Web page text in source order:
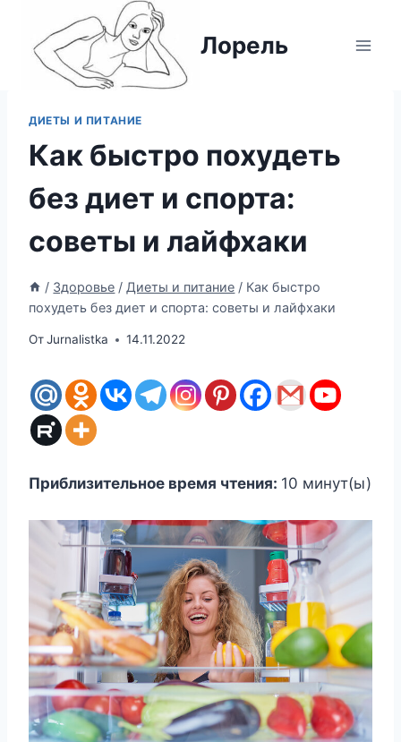
содержимому
Лорель
ДИЕТЫ И ПИТАНИЕ
Как быстро похудеть
без диет и спорта:
советы и лайфхаки
/ Здоровье / Диеты и питание / Как быстро
похудеть без диет и спорта: советы и лайфхаки
ОтJurnalistka 14.11.2022
Приблизительное время чтения: 10 минут(ы)